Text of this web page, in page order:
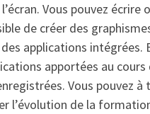
Vous pouvez écrire
de créer des
applications intégrées.
apportées au cours
Vous pouvez à
l’évolution de la